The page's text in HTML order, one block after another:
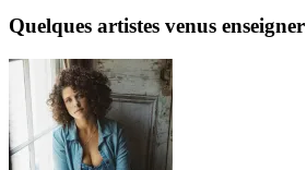
Quelques artistes venus enseigner